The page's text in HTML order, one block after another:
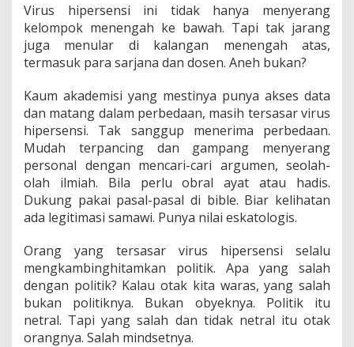
Virus hipersensi ini tidak hanya menyerang
kelompok menengah ke bawah. Tapi tak jarang
juga menular di kalangan menengah atas,
termasuk para sarjana dan dosen. Aneh bukan?
Kaum akademisi yang mestinya punya akses data
dan matang dalam perbedaan, masih tersasar virus
hipersensi. Tak sanggup menerima perbedaan.
Mudah terpancing dan gampang menyerang
personal dengan mencari-cari argumen, seolah-
olah ilmiah. Bila perlu obral ayat atau hadis.
Dukung pakai pasal-pasal di bible. Biar kelihatan
ada legitimasi samawi. Punya nilai eskatologis.
Orang yang tersasar virus hipersensi selalu
mengkambinghitamkan politik. Apa yang salah
dengan politik? Kalau otak kita waras, yang salah
bukan politiknya. Bukan obyeknya. Politik itu
netral. Tapi yang salah dan tidak netral itu otak
orangnya. Salah mindsetnya.